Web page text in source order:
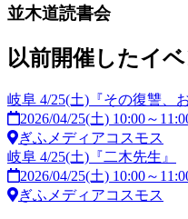
並木道読書会
以前開催したイベ
岐阜 4/25(土)『その復讐、
2026/04/25(土) 10:00～
ぎふメディアコスモス
岐阜 4/25(土)『二木先生』
2026/04/25(土) 10:00～
ぎふメディアコスモス